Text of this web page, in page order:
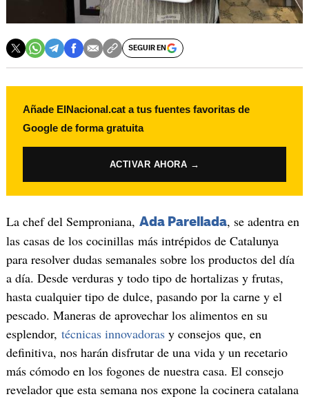
SEGUIR EN
Añade ElNacional.cat a tus fuentes favoritas de
Google de forma gratuita
ACTIVAR AHORA →
La chef del Semproniana, Ada Parellada, se adentra en
las casas de los cocinillas más intrépidos de Catalunya
para resolver dudas semanales sobre los productos del día
a día. Desde verduras y todo tipo de hortalizas y frutas,
hasta cualquier tipo de dulce, pasando por la carne y el
pescado. Maneras de aprovechar los alimentos en su
esplendor, técnicas innovadorasy consejos que, en
definitiva, nos harán disfrutar de una vida y un recetario
más cómodo en los fogones de nuestra casa. El consejo
revelador que esta semana nos expone la cocinera catalana